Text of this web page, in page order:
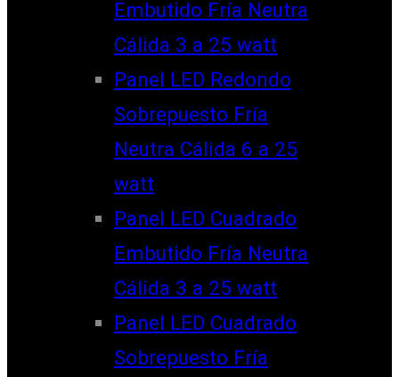
Embutido Fría Neutra
Cálida 3 a 25 watt
Panel LED Redondo
Sobrepuesto Fría
Neutra Cálida 6 a 25
watt
Panel LED Cuadrado
Embutido Fría Neutra
Cálida 3 a 25 watt
Panel LED Cuadrado
Sobrepuesto Fría